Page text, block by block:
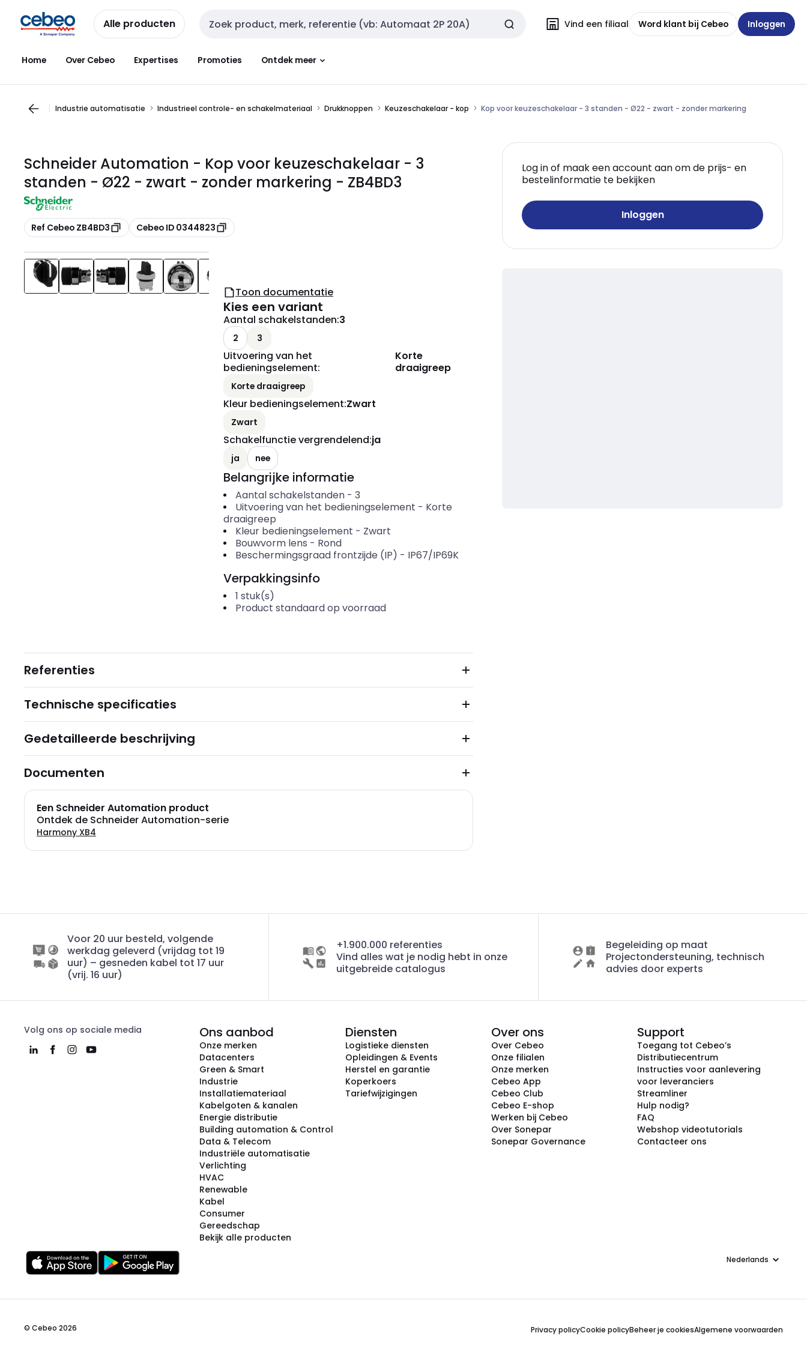
naar
navigatie
naar
inhoud
Alle producten Zoekveld invoer Vind een filiaal Word klant bij Cebeo Inloggen
Home Over Cebeo Expertises Promoties Ontdek meer
Industrie automatisatie Industrieel controle- en schakelmateriaal Drukknoppen Keuzeschakelaar - kop Kop voor keuzeschakelaar - 3 standen - Ø22 - zwart - zonder markering
Schneider Automation - Kop voor keuzeschakelaar - 3
standen - Ø22 - zwart - zonder markering - ZB4BD3
Kopiëren
Ref Cebeo ZB4BD3 Kopiëren
Cebeo ID 0344823
Log in of maak een account aan om de prijs- en
bestelinformatie te bekijken
Inloggen
Toon documentatie
Kies een variant
Aantal schakelstanden:3
2 3
Uitvoering van het
bedieningselement:
Korte
draaigreep
Korte draaigreep
Kleur bedieningselement:Zwart
Zwart
Schakelfunctie vergrendelend:ja
ja nee
Belangrijke informatie
Aantal schakelstanden- 3
Uitvoering van het bedieningselement - Korte
draaigreep
Kleur bedieningselement - Zwart
Bouwvorm lens - Rond
Beschermingsgraad frontzijde (IP) - IP67/IP69K
Verpakkingsinfo
1 stuk(s)
Product standaard op voorraad
Referenties
Technische specificaties
Gedetailleerde beschrijving
Documenten
Een Schneider Automation product
Ontdek de Schneider Automation-serie
Harmony XB4
Voor 20 uur besteld, volgende
werkdag geleverd (vrijdag tot 19
uur) – gesneden kabel tot 17 uur
(vrij. 16 uur)
+1.900.000 referenties
Vind alles wat je nodig hebt in onze
uitgebreide catalogus
Begeleiding op maat
Projectondersteuning, technisch
advies door experts
Volg ons op sociale media Ons aanbod
Onze merken
Datacenters
Green & Smart
Industrie
Installatiemateriaal
Kabelgoten & kanalen
Energie distributie
Building automation & Control
Data & Telecom
Industriële automatisatie
Verlichting
HVAC
Renewable
Kabel
Consumer
Gereedschap
Bekijk alle producten
Diensten
Logistieke diensten
Opleidingen & Events
Herstel en garantie
Koperkoers
Tariefwijzigingen
Over ons
Over Cebeo
Onze filialen
Onze merken
Cebeo App
Cebeo Club
Cebeo E-shop
Werken bij Cebeo
Over Sonepar
Sonepar Governance
Support
Toegang tot Cebeo’s
Distributiecentrum
Instructies voor aanlevering
voor leveranciers
Streamliner
Hulp nodig?
FAQ
Webshop videotutorials
Contacteer ons
Taal
© Cebeo 2026 Privacy policyCookie policyBeheer je cookiesAlgemene voorwaarden